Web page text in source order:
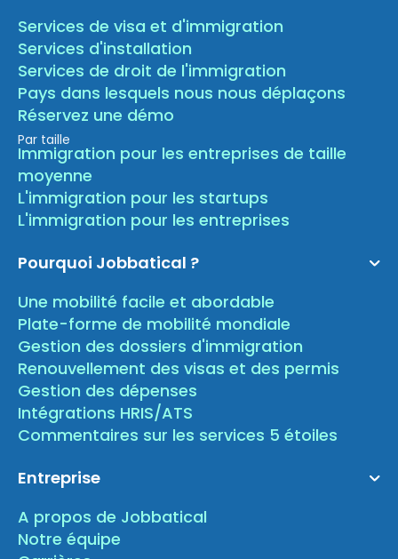
Services de visa et d'immigration
Services d'installation
Services de droit de l'immigration
Pays dans lesquels nous nous déplaçons
Réservez une démo
Par taille
Immigration pour les entreprises de taille
moyenne
L'immigration pour les startups
L'immigration pour les entreprises
Pourquoi Jobbatical ?
Une mobilité facile et abordable
Plate-forme de mobilité mondiale
Gestion des dossiers d'immigration
Renouvellement des visas et des permis
Gestion des dépenses
Intégrations HRIS/ATS
Commentaires sur les services 5 étoiles
Entreprise
A propos de Jobbatical
Notre équipe